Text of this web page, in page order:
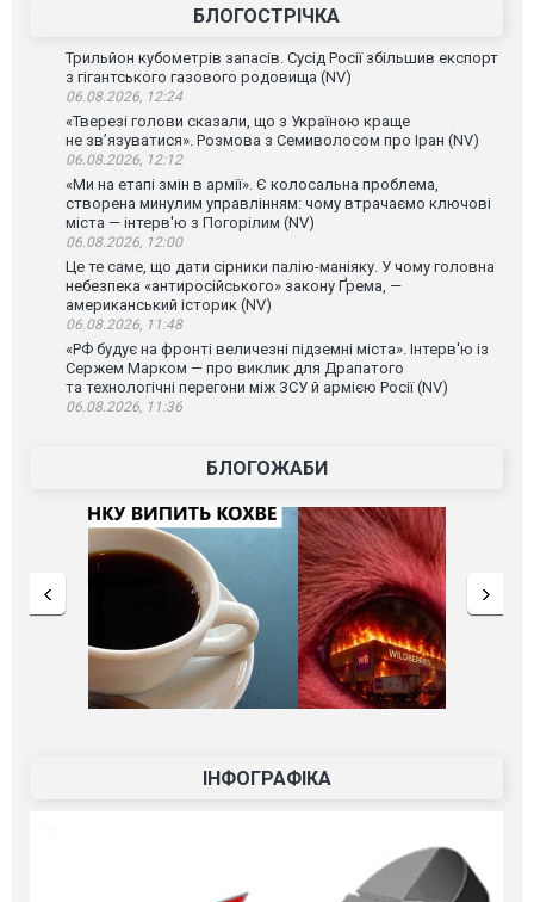
БЛОГОСТРІЧКА
Трильйон кубометрів запасів. Сусід Росії збільшив експорт
з гігантського газового родовища (NV)
06.08.2026, 12:24
«Тверезі голови сказали, що з Україною краще
не зв’язуватися». Розмова з Семиволосом про Іран (NV)
06.08.2026, 12:12
«Ми на етапі змін в армії». Є колосальна проблема,
створена минулим управлінням: чому втрачаємо ключові
міста — інтерв'ю з Погорілим (NV)
06.08.2026, 12:00
Це те саме, що дати сірники палію-маніяку. У чому головна
небезпека «антиросійського» закону Ґрема, —
американський історик (NV)
06.08.2026, 11:48
«РФ будує на фронті величезні підземні міста». Інтерв'ю із
Сержем Марком — про виклик для Драпатого
та технологічні перегони між ЗСУ й армією Росії (NV)
06.08.2026, 11:36
БЛОГОЖАБИ
ІНФОГРАФІКА